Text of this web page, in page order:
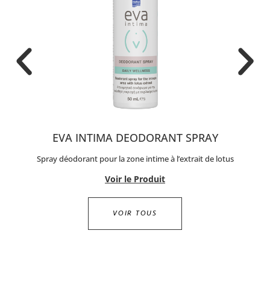
EVA INTIMA DEODORANT SPRAY
Spray déodorant pour la zone intime à l’extrait de lotus
Voir le Produit
VOIR TOUS